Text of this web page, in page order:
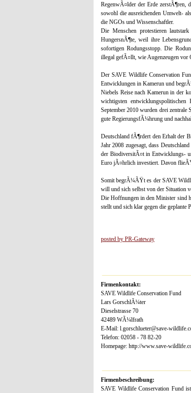
RegenwÃ¤lder der Erde zerstÃ¶ren,
sowohl die ausreichenden Umwelt-
die NGOs und Wissenschaftler.
Die Menschen protestieren
HungersnÃ¶te, weil ihre
sofortigen Rodungsstopp. Die
illegal gefÃ¤llt, wie Augenzeugen vor
Der SAVE Wildlife Conservation
Entwicklungen in Kamerun und
Niebels Reise nach Kamerun in der
wichtigsten
September 2010 wurden drei zentrale
gute RegierungsfÃ¼hrung und
Deutschland fÃ¶rdert den Erhalt der
Jahr 2008 zugesagt, dass
der BiodiversitÃ¤t in Entwicklungs-
Euro jÃ¤hrlich investiert. Davon
Somit begrÃ¼ÃŸt es der SAVE
will und sich selbst von der Situation
Die Hoffnungen in den Minister sind
stellt und sich klar gegen die geplante
posted by PR-Gateway
Firmenkontakt:
SAVE Wildlife Conservation Fund
Lars GorschlÃ¼ter
Dieselstrasse 70
42489 WÃ¼lfrath
E-Mail: l.gorschlueter@save-
Telefon: 02058 - 78 82-20
Homepage: http://www.save-
Firmenbeschreibung:
SAVE Wildlife Conservation Fund